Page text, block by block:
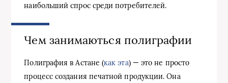
наибольший спрос среди потребителей.
Чем занимаються полиграфии
Полиграфия в Астане (как эта) — это не просто
процесс создания печатной продукции. Она